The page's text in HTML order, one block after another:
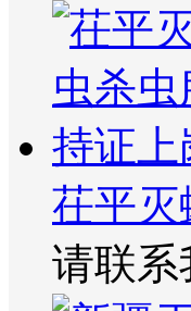
茌平灭
请联系